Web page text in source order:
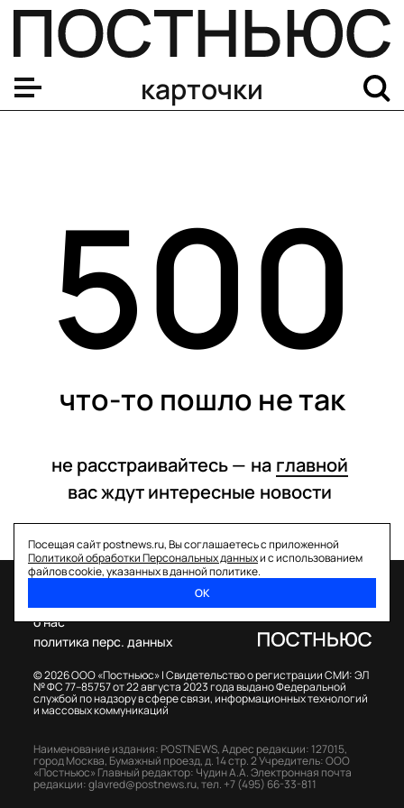
карточки
500
что-то пошло не так
не расстраивайтесь — на главной
вас ждут интересные новости
Посещая сайт postnews.ru, Вы соглашаетесь с приложенной
Политикой обработки Персональных данныхи с использованием
файлов cookie, указанных в данной политике.
ОК
© 2026 ООО «Постньюс» |Свидетельство о регистрации СМИ: ЭЛ
№ ФС 77–85757 от 22 августа 2023 года выдано Федеральной
службой по надзору в сфере связи, информационных технологий
и массовых коммуникаций
о нас
политика перс. данных
Наименование издания: POSTNEWS,Адрес редакции: 127015,
город Москва, Бумажный проезд, д. 14 стр. 2Учредитель: ООО
«Постньюс» Главный редактор: Чудин А.А.Электронная почта
редакции:glavred@postnews.ru,тел. +7 (495) 66-33-811